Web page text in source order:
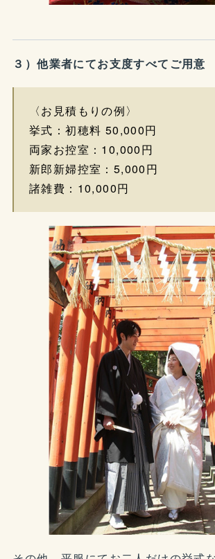
３）他業者にてお支度すべてご用意
〈お見積もりの例〉
挙式：初穂料 50,000円
両家お控室：10,000円
新郎新婦控室：5,000円
諸雑費：10,000円